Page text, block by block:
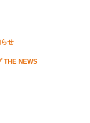
せ
THE NEWS